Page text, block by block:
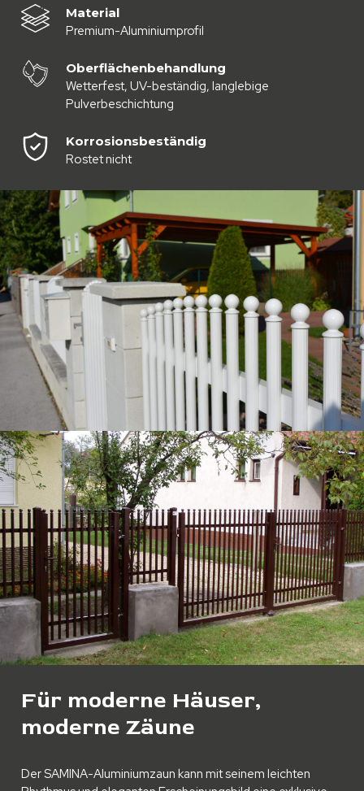
Material
Premium-Aluminiumprofil
Oberflächenbehandlung
Wetterfest, UV-beständig, langlebige
Pulverbeschichtung
Korrosionsbeständig
Rostet nicht
Für moderne Häuser,
moderne Zäune
Der SAMINA-Aluminiumzaun kann mit seinem leichten